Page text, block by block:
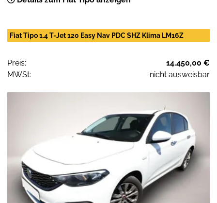
Fiat Tipo 1.4 T-Jet 120 Easy Nav PDC SHZ Klima LM16Z
Preis:
14.450,00 €
MWSt:
nicht ausweisbar